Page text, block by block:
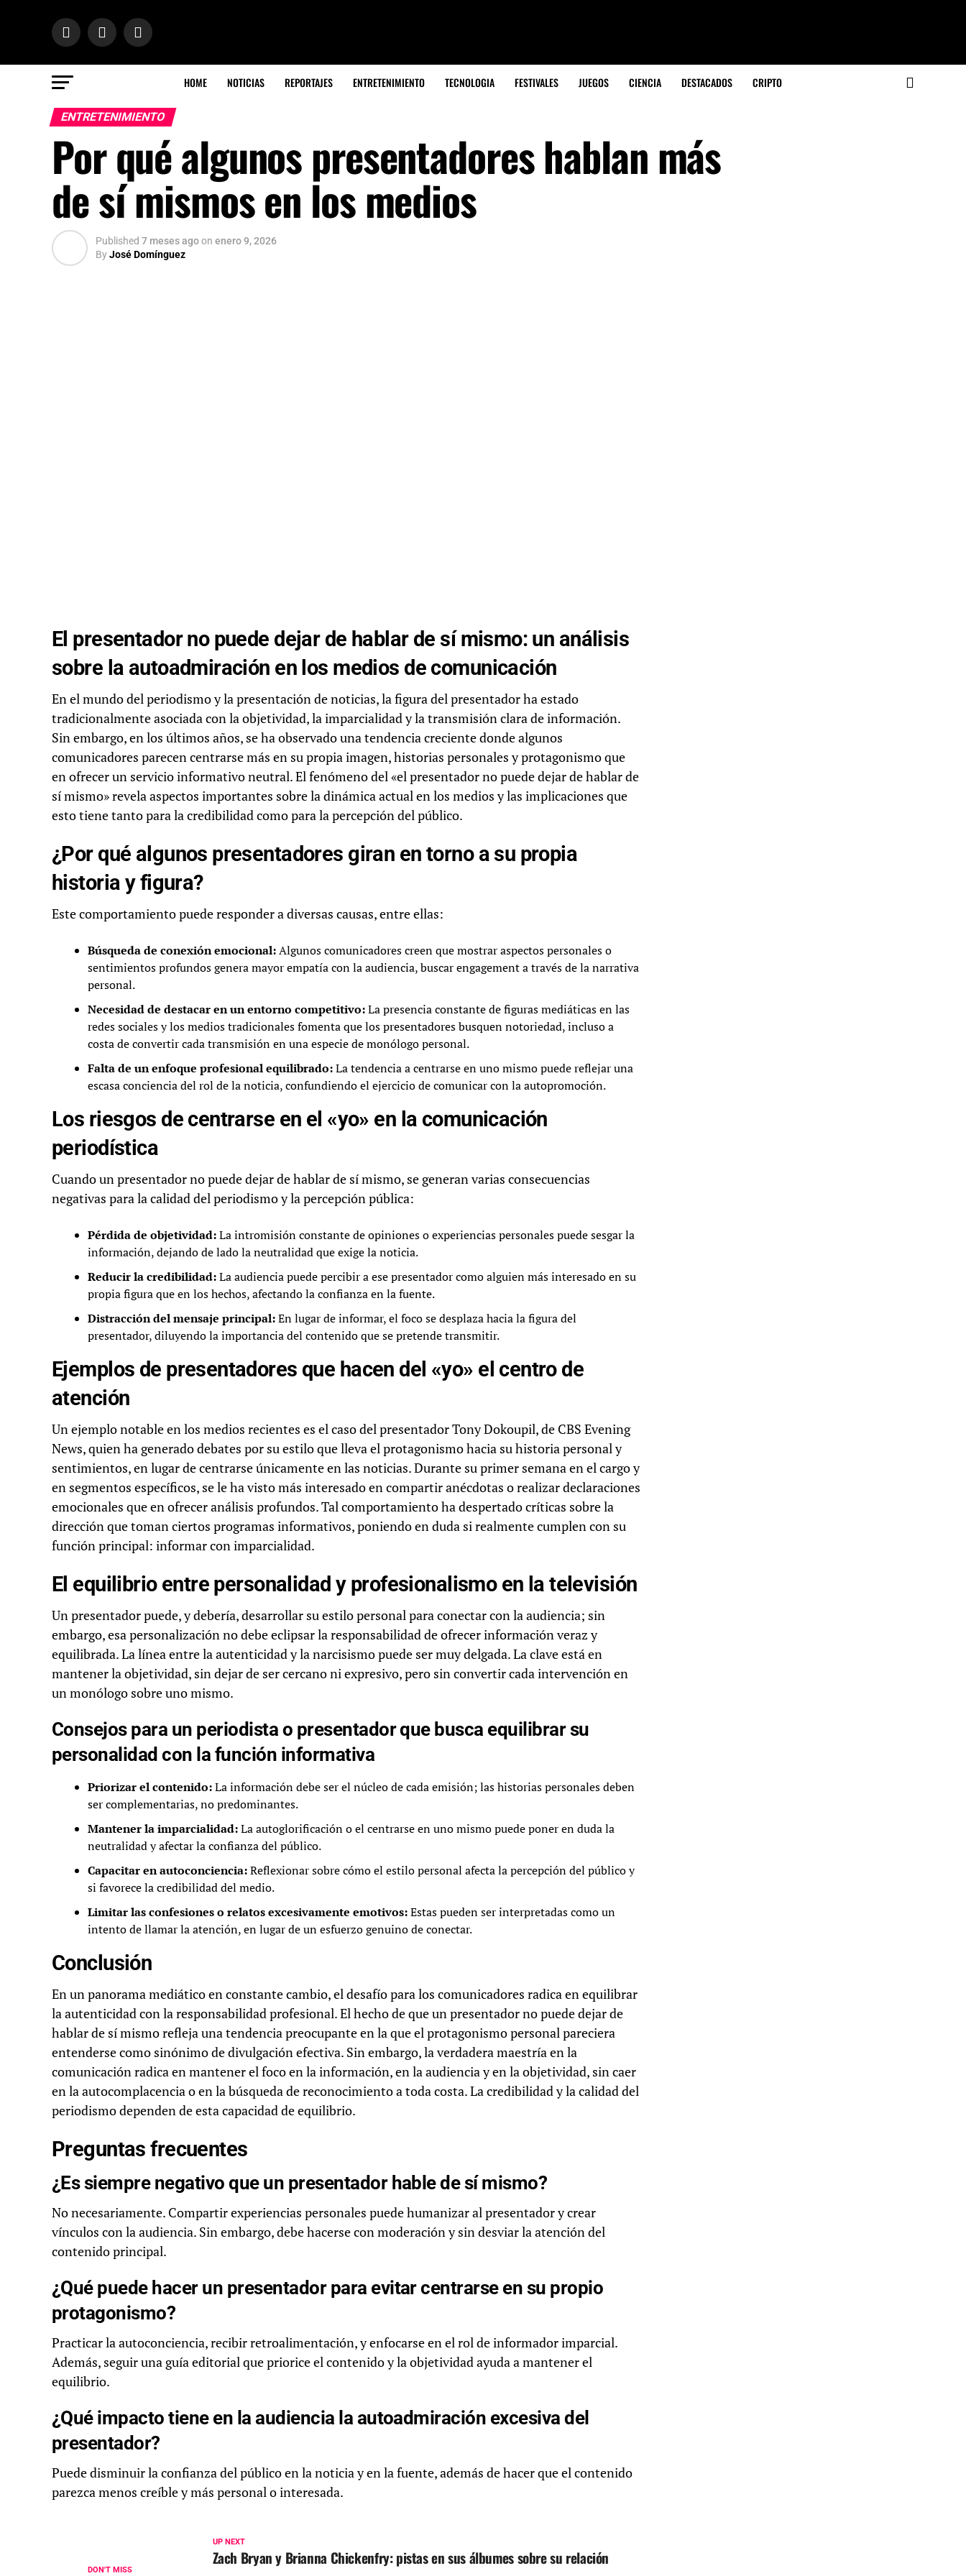
HOME NOTICIAS REPORTAJES ENTRETENIMIENTO TECNOLOGIA FESTIVALES JUEGOS CIENCIA DESTACADOS CRIPTO
ENTRETENIMIENTO
Por qué algunos presentadores hablan más
de sí mismos en los medios
Published 7 meses agoon enero 9, 2026
ByJosé Domínguez
El presentador no puede dejar de hablar de sí mismo: un análisis
sobre la autoadmiración en los medios de comunicación
En el mundo del periodismo y la presentación de noticias, la figura del presentador ha estado
tradicionalmente asociada con la objetividad, la imparcialidad y la transmisión clara de información.
Sin embargo, en los últimos años, se ha observado una tendencia creciente donde algunos
comunicadores parecen centrarse más en su propia imagen, historias personales y protagonismo que
en ofrecer un servicio informativo neutral. El fenómeno del «el presentador no puede dejar de hablar de
sí mismo» revela aspectos importantes sobre la dinámica actual en los medios y las implicaciones que
esto tiene tanto para la credibilidad como para la percepción del público.
¿Por qué algunos presentadores giran en torno a su propia
historia y figura?
Este comportamiento puede responder a diversas causas, entre ellas:
Búsqueda de conexión emocional:Algunos comunicadores creen que mostrar aspectos personales o
sentimientos profundos genera mayor empatía con la audiencia, buscar engagement a través de la narrativa
personal.
Necesidad de destacar en un entorno competitivo:La presencia constante de figuras mediáticas en las
redes sociales y los medios tradicionales fomenta que los presentadores busquen notoriedad, incluso a
costa de convertir cada transmisión en una especie de monólogo personal.
Falta de un enfoque profesional equilibrado:La tendencia a centrarse en uno mismo puede reflejar una
escasa conciencia del rol de la noticia, confundiendo el ejercicio de comunicar con la autopromoción.
Los riesgos de centrarse en el «yo» en la comunicación
periodística
Cuando un presentador no puede dejar de hablar de sí mismo, se generan varias consecuencias
negativas para la calidad del periodismo y la percepción pública:
Pérdida de objetividad:La intromisión constante de opiniones o experiencias personales puede sesgar la
información, dejando de lado la neutralidad que exige la noticia.
Reducir la credibilidad:La audiencia puede percibir a ese presentador como alguien más interesado en su
propia figura que en los hechos, afectando la confianza en la fuente.
Distracción del mensaje principal:En lugar de informar, el foco se desplaza hacia la figura del
presentador, diluyendo la importancia del contenido que se pretende transmitir.
Ejemplos de presentadores que hacen del «yo» el centro de
atención
Un ejemplo notable en los medios recientes es el caso del presentador Tony Dokoupil, de CBS Evening
News, quien ha generado debates por su estilo que lleva el protagonismo hacia su historia personal y
sentimientos, en lugar de centrarse únicamente en las noticias. Durante su primer semana en el cargo y
en segmentos específicos, se le ha visto más interesado en compartir anécdotas o realizar declaraciones
emocionales que en ofrecer análisis profundos. Tal comportamiento ha despertado críticas sobre la
dirección que toman ciertos programas informativos, poniendo en duda si realmente cumplen con su
función principal: informar con imparcialidad.
El equilibrio entre personalidad y profesionalismo en la televisión
Un presentador puede, y debería, desarrollar su estilo personal para conectar con la audiencia; sin
embargo, esa personalización no debe eclipsar la responsabilidad de ofrecer información veraz y
equilibrada. La línea entre la autenticidad y la narcisismo puede ser muy delgada. La clave está en
mantener la objetividad, sin dejar de ser cercano ni expresivo, pero sin convertir cada intervención en
un monólogo sobre uno mismo.
Consejos para un periodista o presentador que busca equilibrar su
personalidad con la función informativa
Priorizar el contenido:La información debe ser el núcleo de cada emisión; las historias personales deben
ser complementarias, no predominantes.
Mantener la imparcialidad:La autoglorificación o el centrarse en uno mismo puede poner en duda la
neutralidad y afectar la confianza del público.
Capacitar en autoconciencia:Reflexionar sobre cómo el estilo personal afecta la percepción del público y
si favorece la credibilidad del medio.
Limitar las confesiones o relatos excesivamente emotivos:Estas pueden ser interpretadas como un
intento de llamar la atención, en lugar de un esfuerzo genuino de conectar.
Conclusión
En un panorama mediático en constante cambio, el desafío para los comunicadores radica en equilibrar
la autenticidad con la responsabilidad profesional. El hecho de que un presentador no puede dejar de
hablar de sí mismo refleja una tendencia preocupante en la que el protagonismo personal pareciera
entenderse como sinónimo de divulgación efectiva. Sin embargo, la verdadera maestría en la
comunicación radica en mantener el foco en la información, en la audiencia y en la objetividad, sin caer
en la autocomplacencia o en la búsqueda de reconocimiento a toda costa. La credibilidad y la calidad del
periodismo dependen de esta capacidad de equilibrio.
Preguntas frecuentes
¿Es siempre negativo que un presentador hable de sí mismo?
No necesariamente. Compartir experiencias personales puede humanizar al presentador y crear
vínculos con la audiencia. Sin embargo, debe hacerse con moderación y sin desviar la atención del
contenido principal.
¿Qué puede hacer un presentador para evitar centrarse en su propio
protagonismo?
Practicar la autoconciencia, recibir retroalimentación, y enfocarse en el rol de informador imparcial.
Además, seguir una guía editorial que priorice el contenido y la objetividad ayuda a mantener el
equilibrio.
¿Qué impacto tiene en la audiencia la autoadmiración excesiva del
presentador?
Puede disminuir la confianza del público en la noticia y en la fuente, además de hacer que el contenido
parezca menos creíble y más personal o interesada.
UP NEXT
Zach Bryan y Brianna Chickenfry: pistas en sus álbumes sobre su relación
DON'T MISS